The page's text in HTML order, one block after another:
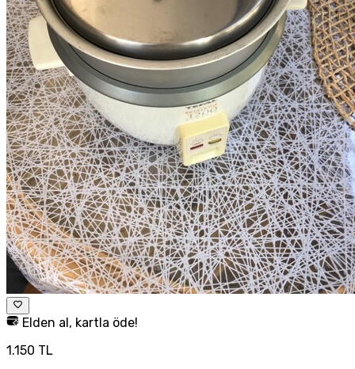
Elden al, kartla öde!
1.150 TL